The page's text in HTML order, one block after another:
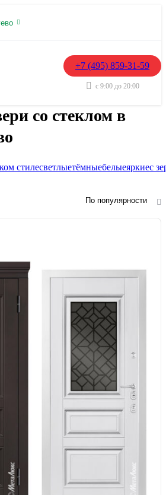
+7 (495) 859-31-59
с 9:00 до 20:00
со стеклом в
стилесветлыетёмныебелыеяркиес
По популярности